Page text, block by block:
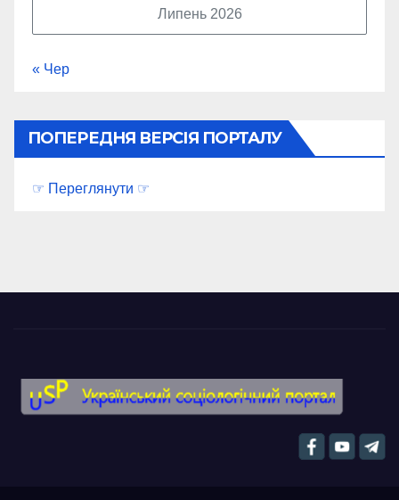
Липень 2026
« Чер
ПОПЕРЕДНЯ ВЕРСІЯ ПОРТАЛУ
☞ Переглянути ☞